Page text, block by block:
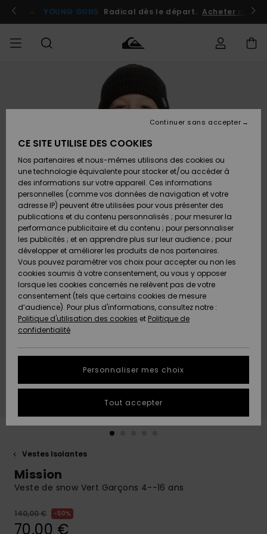
l'information
le
Se connecter / s'inscrire
YOUNG GUNS Radical dès le départ. Acheter
Vêtements
Chaussures
& Tongs
Surf
Snow
Nouveautés
A
Découvrir
Vêtements
Chaussures
& Tongs
Surf
Snow
Nouveautés
A
Découvrir
FEMME
Shop
A
Découvrir
Snow
SURF
Surf
Shop
Homme
Surf
Shop
Enfant
Highlights
Communauté
SNOW
Snow
Shop
Homme
Snow
Shop
Enfant
Snow
Shop
Femme
A
Découvrir
Communauté
OUTLET
Outlet
Homme
Enfant
Outlet
Femme
AIDE &
CONTACT
Accéder à
commande
Retours
Paiement
Carte
Cadeau
Quiksilver
Freedom
Protection
des
tailles
conversation
obtenir la
à votre
question.
MAGASINS
QUIKSILVER
Vestes Isolantes
Mission
Veste de snow Vert Garçons 4--16 ans
140,00 € 50%
70,00 €
CE SITE UTILISE DES COOKIES
Nos partenaires et nous-mêmes utilisons des cookies ou
une technologie équivalente pour stocker et/ou accéder à
des informations sur votre appareil. Ces informations
personnelles (comme vos données de navigation et votre
adresse IP) peuvent être utilisées pour vous présenter des
publications et du contenu personnalisés ; pour mesurer la
performance publicitaire et du contenu ; pour personnaliser
les publicités ; et en apprendre plus sur leur audience ; pour
développer et améliorer les produits de nos partenaires.
Vous pouvez paramétrer vos choix pour accepter ou non les
cookies soumis à votre consentement, ou vous y opposer
lorsque les cookies concernés ne relèvent pas de votre
consentement (tels que certains cookies de mesure
d’audience). Pour plus d'informations, consultez notre :
Politique d'utilisation des cookies et Politique de
confidentialité
Personnaliser mes choix
Continuer sans accepter
Tout accepter